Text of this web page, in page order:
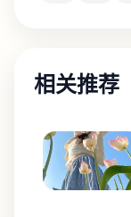
相关推荐